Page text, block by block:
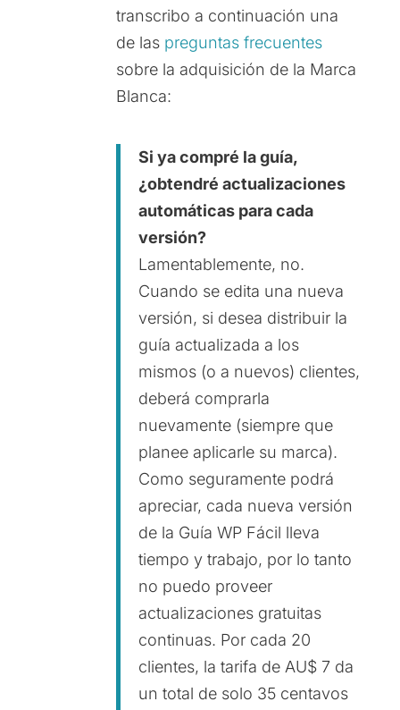
transcribo a continuación una
de las preguntas frecuentes
sobre la adquisición de la Marca
Blanca:
Si ya compré la guía,
¿obtendré actualizaciones
automáticas para cada
versión?
Lamentablemente, no.
Cuando se edita una nueva
versión, si desea distribuir la
guía actualizada a los
mismos (o a nuevos) clientes,
deberá comprarla
nuevamente (siempre que
planee aplicarle su marca).
Como seguramente podrá
apreciar, cada nueva versión
de la Guía WP Fácil lleva
tiempo y trabajo, por lo tanto
no puedo proveer
actualizaciones gratuitas
continuas. Por cada 20
clientes, la tarifa de AU$ 7 da
un total de solo 35 centavos